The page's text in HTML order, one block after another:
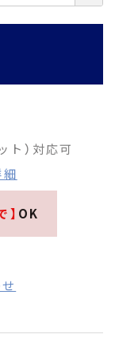
ト）対応可
OK